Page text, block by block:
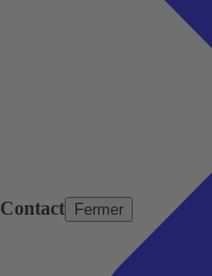
Contact Fermer